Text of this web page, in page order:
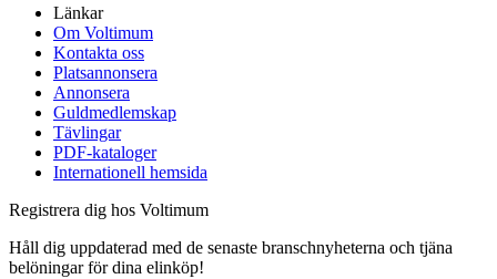
Länkar
Om Voltimum
Kontakta oss
Platsannonsera
Annonsera
Guldmedlemskap
Tävlingar
PDF-kataloger
Internationell hemsida
Registrera dig hos Voltimum
Håll dig uppdaterad med de senaste branschnyheterna och tjäna
belöningar för dina elinköp!